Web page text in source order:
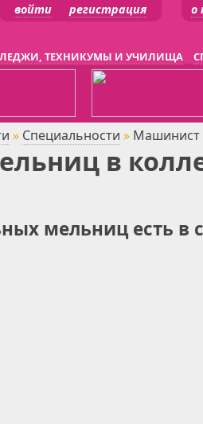
о
войти регистрация
ТЕХНИКУМЫ И УЧИЛИЩА
» Специальности » Машинист
в
мельниц есть в